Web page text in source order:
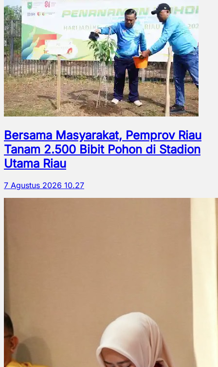
Bersama Masyarakat, Pemprov Riau
Tanam 2.500 Bibit Pohon di Stadion
Utama Riau
7 Agustus 2026 10.27